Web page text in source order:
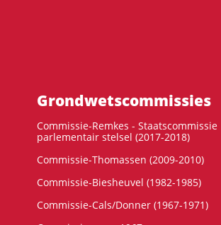
Grondwets­commissies
Commissie-Remkes - Staatscommissie
parlementair stelsel (2017-2018)
Commissie-Thomassen (2009-2010)
Commissie-Biesheuvel (1982-1985)
Commissie-Cals/Donner (1967-1971)